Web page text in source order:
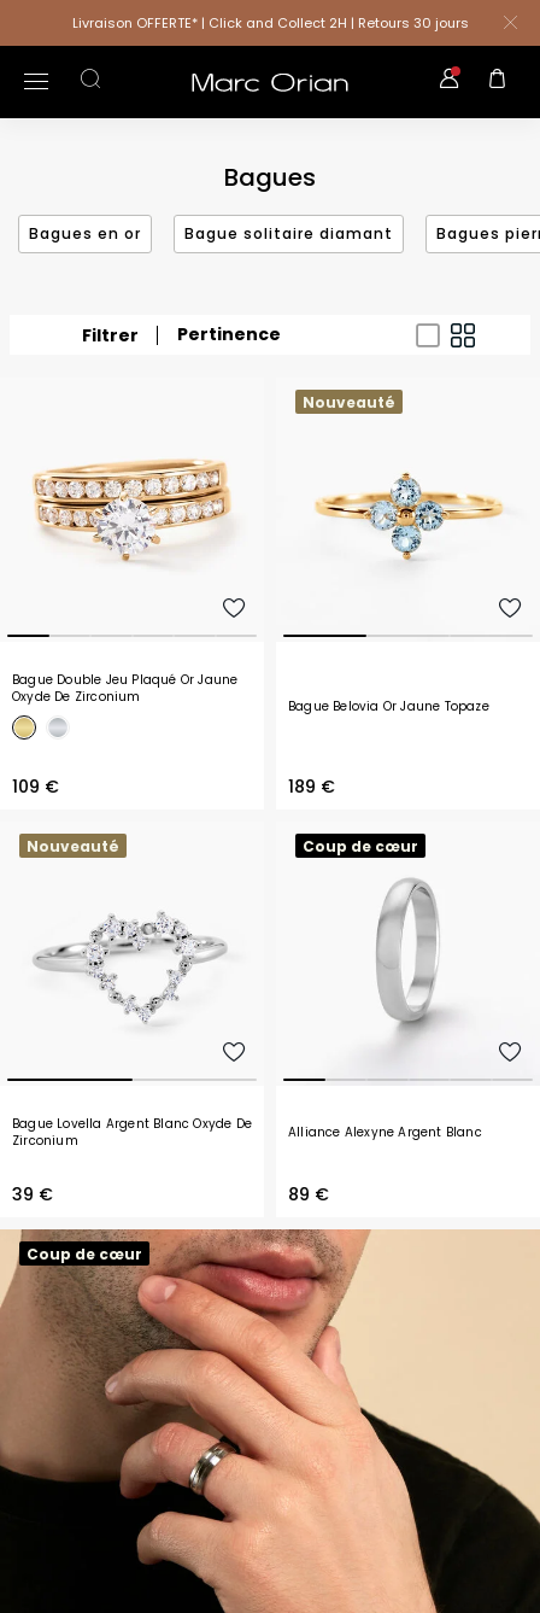
Livraison OFFERTE* | Click and Collect 2H | Retours 30 jours
Bagues
Bagues en or Bague solitaire diamant Bagues
Filtrer Pertinence
Bague Double Jeu Plaqué Or Jaune
Oxyde De Zirconium
109 €
Nouveauté
Bague Belovia Or Jaune Topaze
189 €
Nouveauté
Bague Lovella Argent Blanc Oxyde De
Zirconium
39 €
Coup de cœur
Alliance Alexyne Argent Blanc
89 €
Coup de cœur